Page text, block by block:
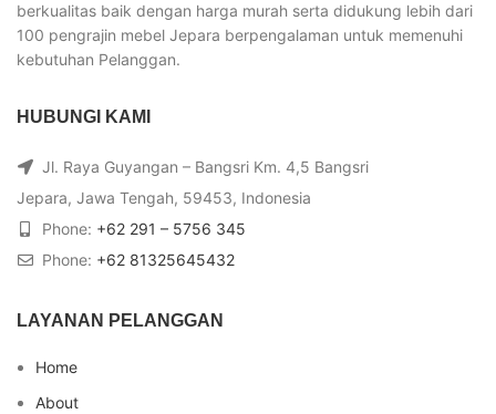
berkualitas baik dengan harga murah serta didukung lebih dari
100 pengrajin mebel Jepara berpengalaman untuk memenuhi
kebutuhan Pelanggan.
HUBUNGI KAMI
Jl. Raya Guyangan – Bangsri Km. 4,5 Bangsri
Jepara, Jawa Tengah, 59453, Indonesia
Phone: +62 291 – 5756 345
Phone: +62 81325645432
LAYANAN PELANGGAN
Home
About